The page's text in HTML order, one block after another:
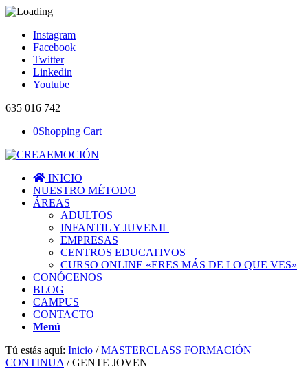
Instagram
Facebook
Twitter
Linkedin
Youtube
635 016 742
0Shopping Cart
INICIO
NUESTRO MÉTODO
ÁREAS
ADULTOS
INFANTIL Y JUVENIL
EMPRESAS
CENTROS EDUCATIVOS
CURSO ONLINE «ERES MÁS DE LO QUE VES»
CONÓCENOS
BLOG
CAMPUS
CONTACTO
Menú
Tú estás aquí: Inicio / MASTERCLASS FORMACIÓN
CONTINUA / GENTE JOVEN